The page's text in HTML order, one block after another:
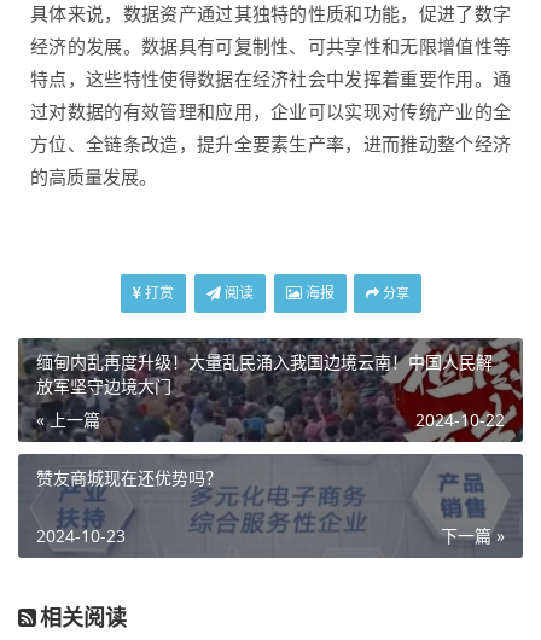
具体来说，数据资产通过其独特的性质和功能，促进了数字
经济的发展。数据具有可复制性、可共享性和无限增值性等
特点，这些特性使得数据在经济社会中发挥着重要作用。通
过对数据的有效管理和应用，企业可以实现对传统产业的全
方位、全链条改造，提升全要素生产率，进而推动整个经济
的高质量发展‌。
打赏 阅读 海报 分享
缅甸内乱再度升级！大量乱民涌入我国边境云南！中国人民解
放军坚守边境大门
« 上一篇
2024-10-22
赞友商城现在还优势吗？
下一篇 »
2024-10-23
相关阅读